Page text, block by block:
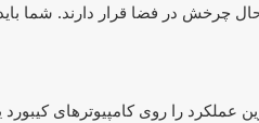
چرخش در فضا قرار دارند. شما